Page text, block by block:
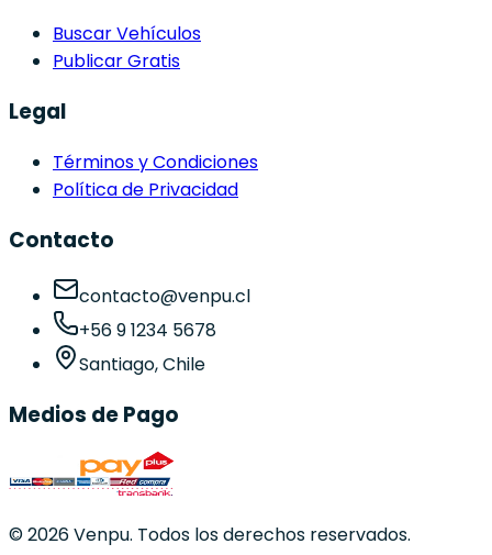
Buscar Vehículos
Publicar Gratis
Legal
Términos y Condiciones
Política de Privacidad
Contacto
contacto@venpu.cl
+56 9 1234 5678
Santiago, Chile
Medios de Pago
©2026Venpu. Todos los derechos reservados.